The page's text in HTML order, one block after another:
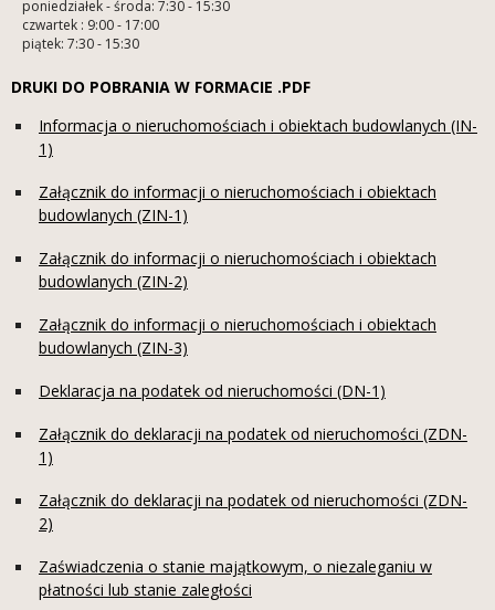
poniedziałek - środa: 7:30 - 15:30
czwartek : 9:00 - 17:00
piątek: 7:30 - 15:30
DRUKI DO POBRANIA W FORMACIE .PDF
Informacja o nieruchomościach i obiektach budowlanych (IN-
1)
Załącznik do informacji o nieruchomościach i obiektach
budowlanych (ZIN-1)
Załącznik do informacji o nieruchomościach i obiektach
budowlanych (ZIN-2)
Załącznik do informacji o nieruchomościach i obiektach
budowlanych (ZIN-3)
Deklaracja na podatek od nieruchomości (DN-1)
Załącznik do deklaracji na podatek od nieruchomości (ZDN-
1)
Załącznik do deklaracji na podatek od nieruchomości (ZDN-
2)
Zaświadczenia o stanie majątkowym, o niezaleganiu w
płatności lub stanie zaległości